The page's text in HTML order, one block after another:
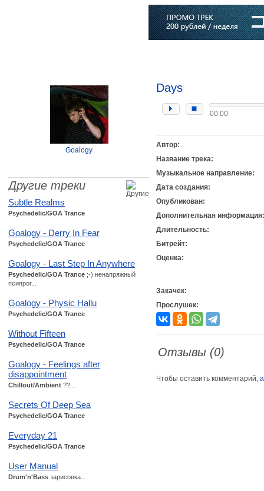
Goalogy
Другие треки
Subtle Realms
Psychedelic/GOA Trance
Goalogy - Derry In Fear
Psychedelic/GOA Trance
Goalogy - Last Step In Anywhere
Psychedelic/GOA Trance ;-) ненапряжный
псипрог...
Goalogy - Physic Hallu
Psychedelic/GOA Trance
Without Fifteen
Psychedelic/GOA Trance
Goalogy - Feelings after
disappointment
Chillout/Ambient ??...
Secrets Of Deep Sea
Psychedelic/GOA Trance
Everyday 21
Psychedelic/GOA Trance
User Manual
Drum'n'Bass зарисовка...
Days
00:00
Автор:
Название трека:
Музыкальное направление:
Дата создания:
Опубликован:
Дополнительная информация:
Длительность:
Битрейт:
Оценка:
Закачек:
Прослушек:
Отзывы (0)
Чтобы оставить комментарий,